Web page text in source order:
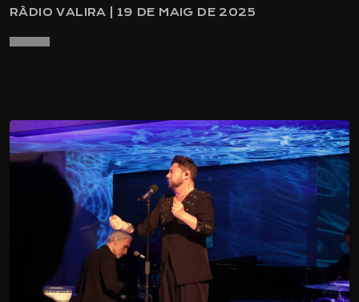
RÀDIO VALIRA | 19 DE MAIG DE 2025